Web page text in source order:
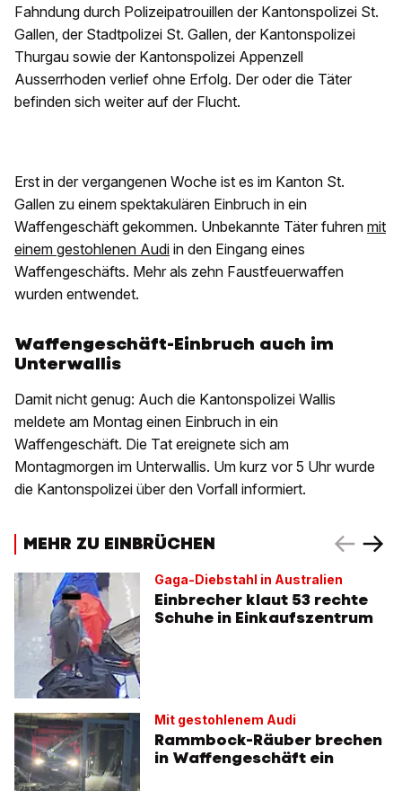
Fahndung durch Polizeipatrouillen der Kantonspolizei St.
Gallen, der Stadtpolizei St. Gallen, der Kantonspolizei
Thurgau sowie der Kantonspolizei Appenzell
Ausserrhoden verlief ohne Erfolg. Der oder die Täter
befinden sich weiter auf der Flucht.
Erst in der vergangenen Woche ist es im Kanton St.
Gallen zu einem spektakulären Einbruch in ein
Waffengeschäft gekommen. Unbekannte Täter fuhren mit
einem gestohlenen Audi in den Eingang eines
Waffengeschäfts. Mehr als zehn Faustfeuerwaffen
wurden entwendet.
Waffengeschäft-Einbruch auch im
Unterwallis
Damit nicht genug: Auch die Kantonspolizei Wallis
meldete am Montag einen Einbruch in ein
Waffengeschäft. Die Tat ereignete sich am
Montagmorgen im Unterwallis. Um kurz vor 5 Uhr wurde
die Kantonspolizei über den Vorfall informiert.
MEHR ZU EINBRÜCHEN
Gaga-Diebstahl in Australien
Einbrecher klaut 53 rechte
Schuhe in Einkaufszentrum
Mit gestohlenem Audi
Rammbock-Räuber brechen
in Waffengeschäft ein